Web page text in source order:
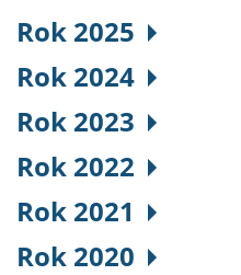
Rok 2025
Rok 2024
Rok 2023
Rok 2022
Rok 2021
Rok 2020